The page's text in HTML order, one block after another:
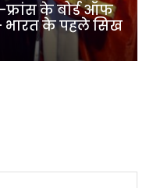
फ्रांस के बोर्ड ऑफ
भारत के पहले सिख